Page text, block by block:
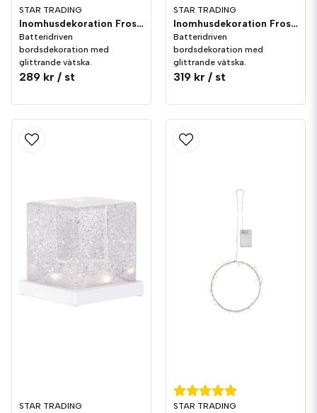
STAR TRADING
Inomhusdekoration Frost 16cm
Batteridriven
bordsdekoration med
glittrande vätska.
289 kr / st
STAR TRADING
Inomhusdekoration Frost 11cm
Batteridriven
bordsdekoration med
glittrande vätska.
319 kr / st
STAR TRADING STAR TRADING